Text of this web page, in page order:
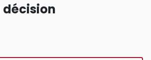
décision